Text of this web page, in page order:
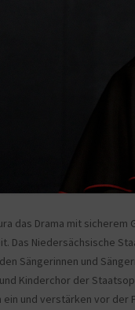
das Drama mit
Das Niedersächsische
Sängerinnen und
Kinderchor der
ein und verstärken vor